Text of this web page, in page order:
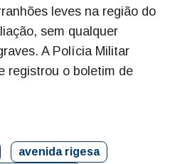
leves na região do
sem qualquer
A Polícia Militar
registrou o boletim de
avenida rigesa